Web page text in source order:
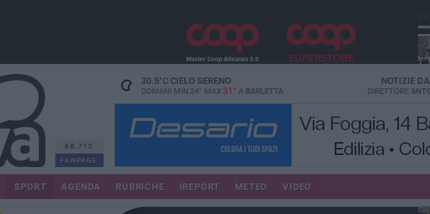
68.713
FANPAGE
30.5°CCIELO SERENO
DOMANI MIN 24° MAX 31° A BARLETTA
NOTIZIE
DIRETTORE
SPORT AGENDA RUBRICHE IREPORT METEO VIDEO